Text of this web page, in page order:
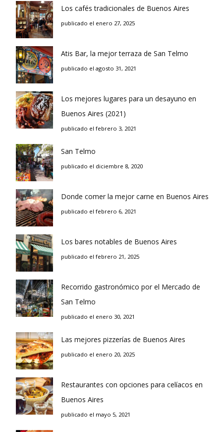
Los cafés tradicionales de Buenos Aires
publicado el enero 27, 2025
Atis Bar, la mejor terraza de San Telmo
publicado el agosto 31, 2021
Los mejores lugares para un desayuno en
Buenos Aires (2021)
publicado el febrero 3, 2021
San Telmo
publicado el diciembre 8, 2020
Donde comer la mejor carne en Buenos Aires
publicado el febrero 6, 2021
Los bares notables de Buenos Aires
publicado el febrero 21, 2025
Recorrido gastronómico por el Mercado de
San Telmo
publicado el enero 30, 2021
Las mejores pizzerías de Buenos Aires
publicado el enero 20, 2025
Restaurantes con opciones para celíacos en
Buenos Aires
publicado el mayo 5, 2021